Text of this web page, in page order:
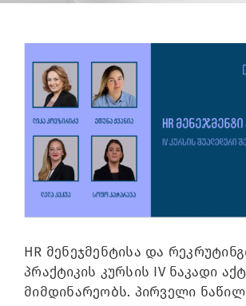
Larger
Image
HR მენეჯმენტისა და
პრაქტიკის კურსის IV ნაკადი
მიმდინარეობს. პირველი